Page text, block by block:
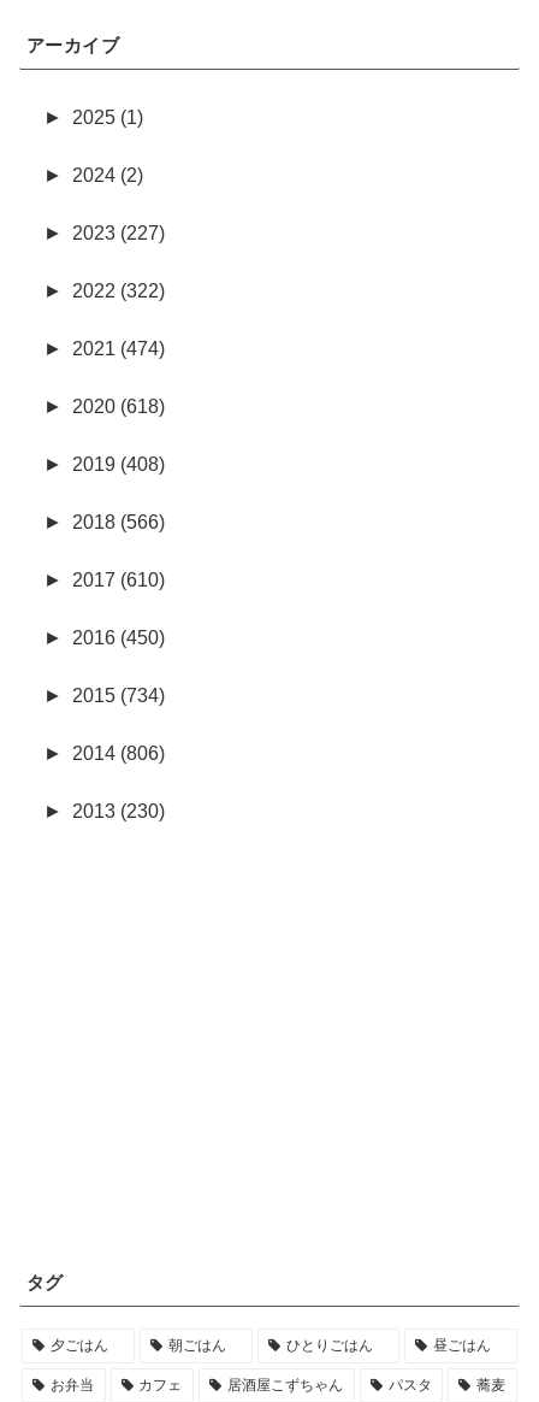
アーカイブ
► 2025 (1)
► 2024 (2)
► 2023 (227)
► 2022 (322)
► 2021 (474)
► 2020 (618)
► 2019 (408)
► 2018 (566)
► 2017 (610)
► 2016 (450)
► 2015 (734)
► 2014 (806)
► 2013 (230)
タグ
夕ごはん 朝ごはん ひとりごはん 昼ごはん
お弁当 カフェ 居酒屋こずちゃん パスタ 蕎麦